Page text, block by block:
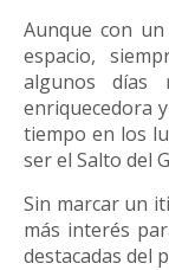
Aunque con
espacio,
algunos días
enriquecedora
tiempo en los
ser el Salto del
Sin marcar un
más interés
destacadas del